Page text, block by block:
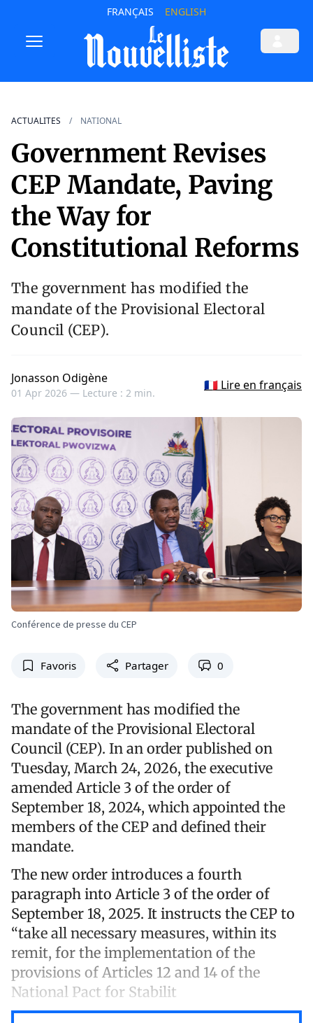
FRANÇAIS ENGLISH
ACTUALITES NATIONAL
Government Revises
CEP Mandate, Paving
the Way for
Constitutional Reforms
The government has modified the
mandate of the Provisional Electoral
Council (CEP).
Jonasson Odigène
01 Apr 2026 — Lecture : 2 min.
🇫🇷 Lire en français
Conférence de presse du CEP
Favoris Partager 0
The government has modified the
mandate of the Provisional Electoral
Council (CEP). In an order published on
Tuesday, March 24, 2026, the executive
amended Article 3 of the order of
September 18, 2024, which appointed the
members of the CEP and defined their
mandate.
The new order introduces a fourth
paragraph into Article 3 of the order of
September 18, 2025. It instructs the CEP to
“take all necessary measures, within its
remit, for the implementation of the
provisions of Articles 12 and 14 of the
National Pact for Stabilit